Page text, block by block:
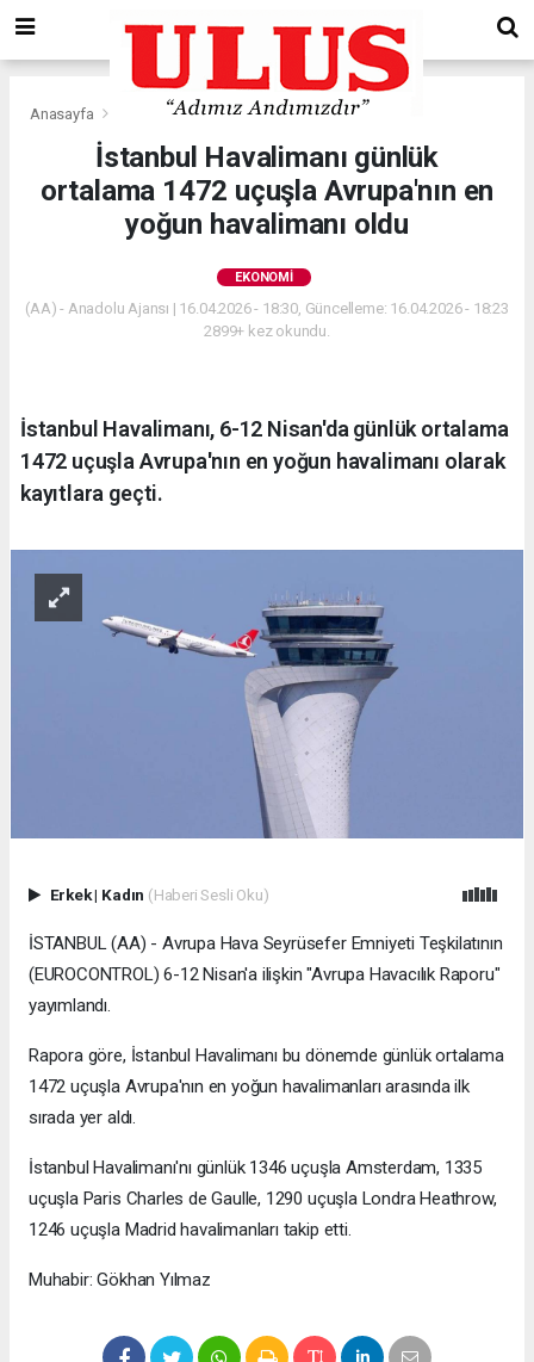
Anasayfa Ekonomi
İstanbul Havalimanı günlük
ortalama 1472 uçuşla Avrupa'nın en
yoğun havalimanı oldu
EKONOMI
(AA) - Anadolu Ajansı | 16.04.2026 - 18:30, Güncelleme: 16.04.2026 - 18:23
2899+ kez okundu.
İstanbul Havalimanı, 6-12 Nisan'da günlük ortalama
1472 uçuşla Avrupa'nın en yoğun havalimanı olarak
kayıtlara geçti.
Erkek| Kadın (Haberi Sesli Oku)
İSTANBUL (AA) - Avrupa Hava Seyrüsefer Emniyeti Teşkilatının
(EUROCONTROL) 6-12 Nisan'a ilişkin "Avrupa Havacılık Raporu"
yayımlandı.
Rapora göre, İstanbul Havalimanı bu dönemde günlük ortalama
1472 uçuşla Avrupa'nın en yoğun havalimanları arasında ilk
sırada yer aldı.
İstanbul Havalimanı'nı günlük 1346 uçuşla Amsterdam, 1335
uçuşla Paris Charles de Gaulle, 1290 uçuşla Londra Heathrow,
1246 uçuşla Madrid havalimanları takip etti.
Muhabir: Gökhan Yılmaz